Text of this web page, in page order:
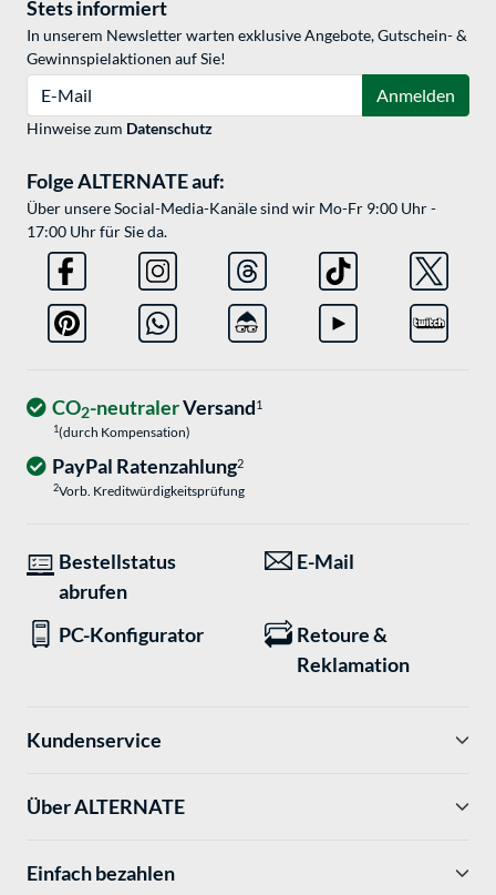
Stets informiert
In unserem Newsletter warten exklusive Angebote, Gutschein- &
Gewinnspielaktionen auf Sie!
Anmelden
Hinweise zum Datenschutz
Folge ALTERNATE auf:
Über unsere Social-Media-Kanäle sind wir Mo-Fr 9:00 Uhr -
17:00 Uhr für Sie da.
CO2-neutralerVersand1
1(durch Kompensation)
PayPal Ratenzahlung2
2Vorb. Kreditwürdigkeitsprüfung
Bestellstatus
abrufen
E-Mail
PC-Konfigurator
Retoure &
Reklamation
Kundenservice
Über ALTERNATE
Einfach bezahlen